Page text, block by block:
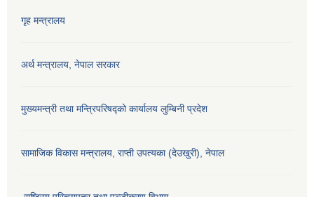
गृह मन्त्रालय
अर्थ मन्त्रालय, नेपाल सरकार
मुख्यमन्त्री तथा मन्त्रिपरिषद्को कार्यालय लुम्बिनी प्रदेश
सामाजिक विकास मन्‍‍त्रालय, राप्ती उपत्यका (देउखुरी), नेपाल